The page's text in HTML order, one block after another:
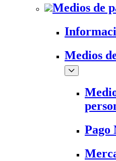
Medios de
Medios
Pago